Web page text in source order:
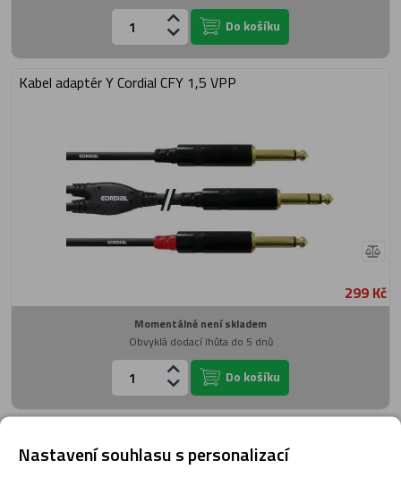
Do košíku
Kabel adaptér Y Cordial CFY 1,5 VPP
299 Kč
Momentálně není skladem
Obvyklá dodací lhůta do 5 dnů
Do košíku
Nastavení souhlasu s personalizací